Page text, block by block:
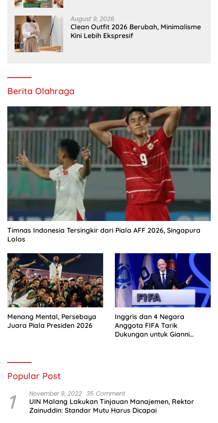
August 9, 2026
Clean Outfit 2026 Berubah, Minimalisme
Kini Lebih Ekspresif
Berita Olahraga
Timnas Indonesia Tersingkir dari Piala AFF 2026, Singapura
Lolos
Menang Mental, Persebaya
Juara Piala Presiden 2026
Inggris dan 4 Negara
Anggota FIFA Tarik
Dukungan untuk Gianni
Popular Post
1 November 9, 2022 35 Comment
UIN Malang Lakukan Tinjauan Manajemen, Rektor
Zainuddin: Standar Mutu Harus Dicapai